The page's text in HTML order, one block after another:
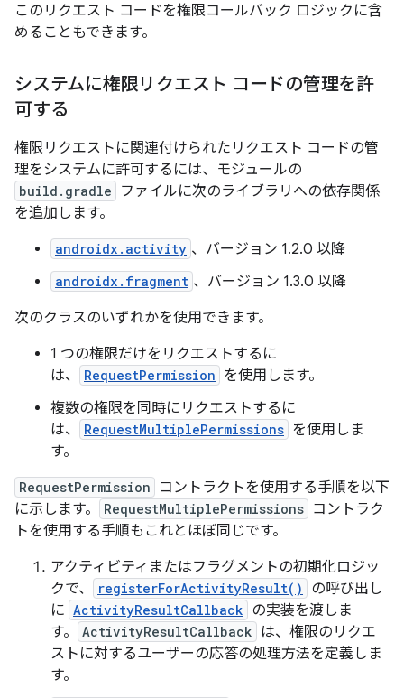
このリクエスト コードを権限コールバック ロジックに含
めることもできます。
システムに権限リクエスト コードの管理を許
可する
権限リクエストに関連付けられたリクエスト コードの管
理をシステムに許可するには、モジュールの
build.gradle
ファイルに次のライブラリへの依存関係
を追加します。
androidx.activity 、バージョン 1.2.0 以降
androidx.fragment 、バージョン 1.3.0 以降
次のクラスのいずれかを使用できます。
1 つの権限だけをリクエストするに
は、
RequestPermission を使用します。
複数の権限を同時にリクエストするに
は、
RequestMultiplePermissions を使用しま
す。
RequestPermission
コントラクトを使用する手順を以下
に示します。
RequestMultiplePermissions コントラク
トを使用する手順もこれとほぼ同じです。
アクティビティまたはフラグメントの初期化ロジッ
クで、
registerForActivityResult()
の呼び出し
に ActivityResultCallback の実装を渡しま
す。
ActivityResultCallback は、権限のリクエ
ストに対するユーザーの応答の処理方法を定義しま
す。